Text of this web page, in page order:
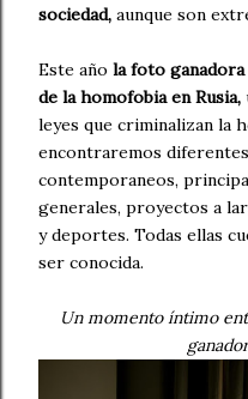
sociedad, aunque son
Este año la foto
de la homofobia en Rusia,
leyes que criminalizan la
encontraremos
contemporaneos,
generales, proyectos a
y deportes. Todas ellas
ser conocida.
Un momento íntimo